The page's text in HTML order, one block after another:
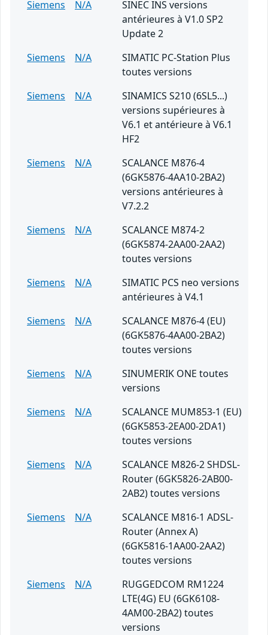
Siemens N/A
SINEC INS versions
antérieures à V1.0 SP2
Update 2
Siemens
N/A
SIMATIC PC-Station Plus
toutes versions
Siemens
N/A
SINAMICS S210 (6SL5...)
versions supérieures à
V6.1 et antérieure à V6.1
HF2
Siemens
N/A
SCALANCE M876-4
(6GK5876-4AA10-2BA2)
versions antérieures à
V7.2.2
Siemens
N/A
SCALANCE M874-2
(6GK5874-2AA00-2AA2)
toutes versions
Siemens
N/A
SIMATIC PCS neo versions
antérieures à V4.1
Siemens
N/A
SCALANCE M876-4 (EU)
(6GK5876-4AA00-2BA2)
toutes versions
Siemens
N/A
SINUMERIK ONE toutes
versions
Siemens
N/A
SCALANCE MUM853-1 (EU)
(6GK5853-2EA00-2DA1)
toutes versions
Siemens
N/A
SCALANCE M826-2 SHDSL-
Router (6GK5826-2AB00-
2AB2) toutes versions
Siemens
N/A
SCALANCE M816-1 ADSL-
Router (Annex A)
(6GK5816-1AA00-2AA2)
toutes versions
Siemens
N/A
RUGGEDCOM RM1224
LTE(4G) EU (6GK6108-
4AM00-2BA2) toutes
versions